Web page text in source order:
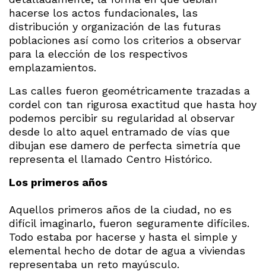
hacerse los actos fundacionales, las
distribución y organización de las futuras
poblaciones así como los criterios a observar
para la elección de los respectivos
emplazamientos.
Las calles fueron geométricamente trazadas a
cordel con tan rigurosa exactitud que hasta hoy
podemos percibir su regularidad al observar
desde lo alto aquel entramado de vías que
dibujan ese damero de perfecta simetría que
representa el llamado Centro Histórico.
Los primeros años
Aquellos primeros años de la ciudad, no es
difícil imaginarlo, fueron seguramente difíciles.
Todo estaba por hacerse y hasta el simple y
elemental hecho de dotar de agua a viviendas
representaba un reto mayúsculo.